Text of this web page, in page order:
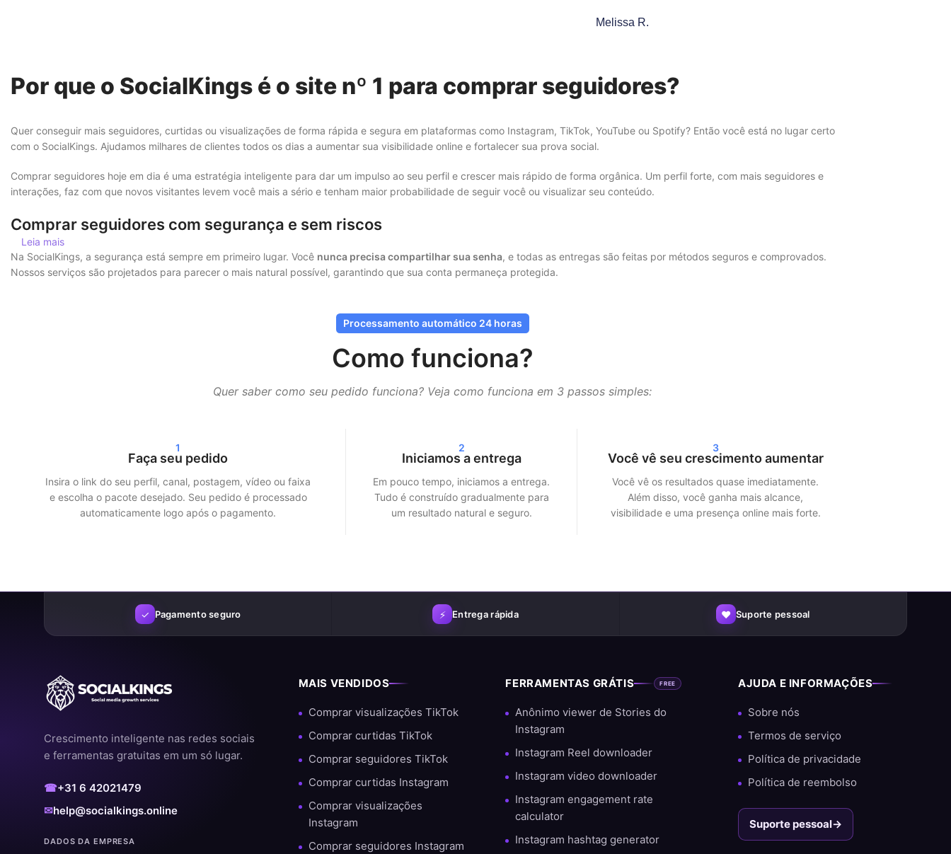
Melissa R.
Por que o SocialKings é o site nº 1 para comprar seguidores?
Quer conseguir mais seguidores, curtidas ou visualizações de forma rápida e segura em plataformas como Instagram, TikTok, YouTube ou Spotify? Então você está no lugar certo
com o SocialKings. Ajudamos milhares de clientes todos os dias a aumentar sua visibilidade online e fortalecer sua prova social.
Comprar seguidores hoje em dia é uma estratégia inteligente para dar um impulso ao seu perfil e crescer mais rápido de forma orgânica. Um perfil forte, com mais seguidores e
interações, faz com que novos visitantes levem você mais a sério e tenham maior probabilidade de seguir você ou visualizar seu conteúdo.
Comprar seguidores com segurança e sem riscos
Na SocialKings, a segurança está sempre em primeiro lugar. Você nunca precisa compartilhar sua senha, e todas as entregas são feitas por métodos seguros e comprovados.
Nossos serviços são projetados para parecer o mais natural possível, garantindo que sua conta permaneça protegida.
comprando seguidores no Instagram, visualizações no TikTok ou streams no Spotify — garantimos uma entrega rápida e eficiente.
Mais alcance e credibilidade nas redes sociais
Mais seguidores e interações não apenas melhoram a aparência do seu perfil, mas também aumentam o alcance. As plataformas de mídia social exibem o conteúdo mais
rapidamente para um público maior quando já existe engajamento.
Crescer mais rápido nas redes sociais
Por que os clientes escolhem o SocialKings
Nos destacamos de outros fornecedores pelo nosso foco em qualidade e satisfação do cliente. Com milhares de pedidos bem-sucedidos e uma grande porcentagem de clientes
recorrentes, sabemos exatamente o que funciona.
Leia mais
Processamento automático 24 horas
Como funciona?
Quer saber como seu pedido funciona? Veja como funciona em 3 passos simples:
1
Faça seu pedido
Insira o link do seu perfil, canal, postagem, vídeo ou faixa
e escolha o pacote desejado. Seu pedido é processado
automaticamente logo após o pagamento.
2
Iniciamos a entrega
Em pouco tempo, iniciamos a entrega.
Tudo é construído gradualmente para
um resultado natural e seguro.
3
Você vê seu crescimento aumentar
Você vê os resultados quase imediatamente.
Além disso, você ganha mais alcance,
visibilidade e uma presença online mais forte.
✓ Pagamento seguro ⚡ Entrega rápida ♥ Suporte pessoal
Crescimento inteligente nas redes sociais
e ferramentas gratuitas em um só lugar.
☎+31 6 42021479
✉help@socialkings.online
DADOS DA EMPRESA
MAIS VENDIDOS
Comprar visualizações TikTok
Comprar curtidas TikTok
Comprar seguidores TikTok
Comprar curtidas Instagram
Comprar visualizações
Instagram
Comprar seguidores Instagram
FERRAMENTAS GRÁTIS FREE
Anônimo viewer de Stories do
Instagram
Instagram Reel downloader
Instagram video downloader
Instagram engagement rate
calculator
Instagram hashtag generator
AJUDA E INFORMAÇÕES
Sobre nós
Termos de serviço
Política de privacidade
Política de reembolso
Suporte pessoal→